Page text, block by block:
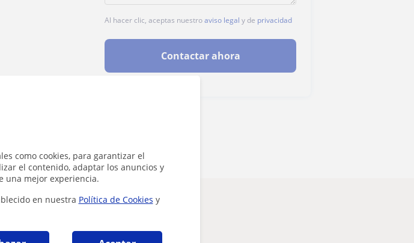
como cookies, para garantizar el
el contenido, adaptar los anuncios y
una mejor experiencia.
en nuestra Política de Cookies y
Al hacer clic, aceptas nuestroaviso legal y de privacidad
Contactar ahora
interesarte